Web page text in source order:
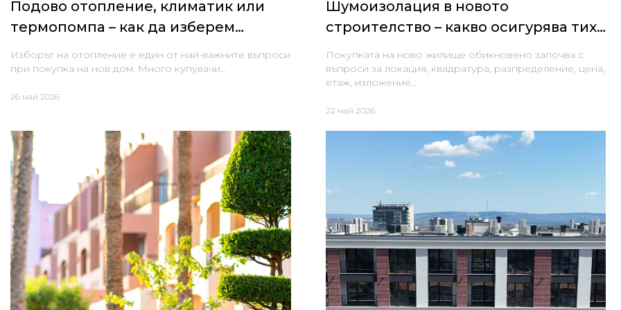
Подово отопление, климатик или
термопомпа – как да изберем
отопление за нов дом
Изборът на отопление е един от най-важните въпроси
при покупка на нов дом. Много купувачи…
26 май 2026
Шумоизолация в новото
строителство – какво осигурява тих
и спокоен дом
Покупката на ново жилище обикновено започва с
въпроси за локация, квадратура, разпределение, цена,
етаж, изложение…
22 май 2026